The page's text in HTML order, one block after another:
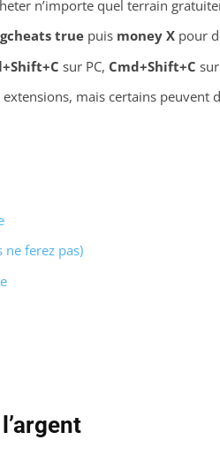
n’importe quel terrain
truepuis money Xpour
sur PC, Cmd+Shift+C
mais certains peuvent
ne ferez pas)